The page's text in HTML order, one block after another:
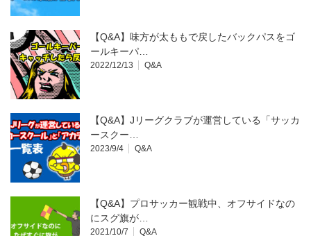
【Q&A】味方が太ももで戻したバックパスをゴ
ールキーパ…
2022/12/13 Q&A
【Q&A】Jリーグクラブが運営している「サッカ
ースクー…
2023/9/4 Q&A
【Q&A】プロサッカー観戦中、オフサイドなの
にスグ旗が…
2021/10/7 Q&A